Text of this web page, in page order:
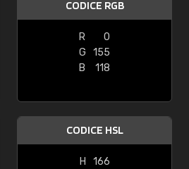
CODICE RGB
R
0
G
155
B
118
CODICE HSL
H
166